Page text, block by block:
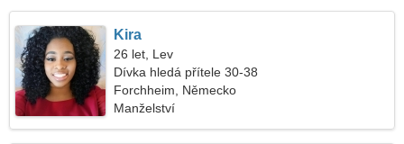
Kira
26 let, Lev
Dívka hledá přítele 30-38
Forchheim, Německo
Manželství